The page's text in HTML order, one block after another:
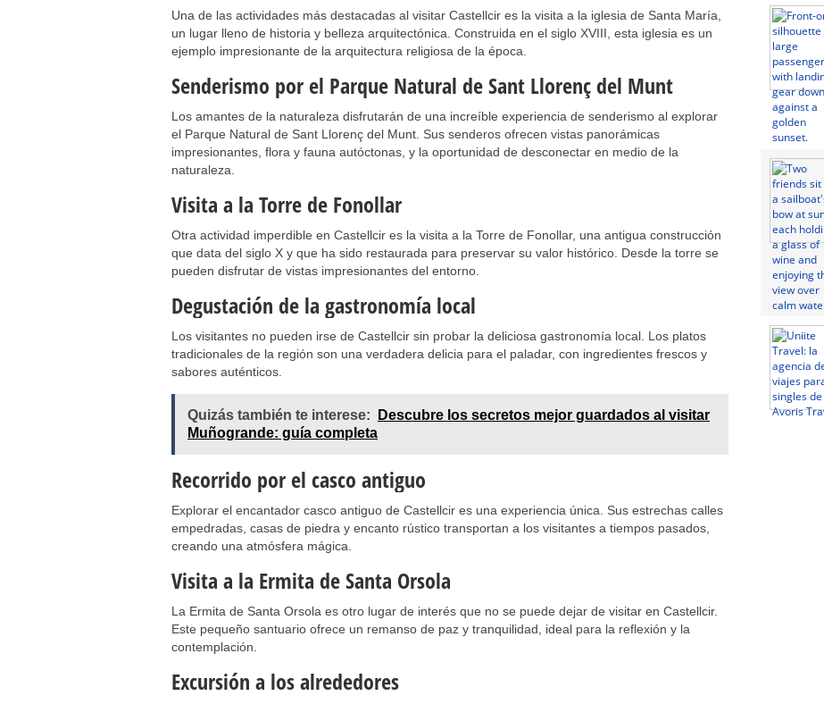
Una de las actividades más destacadas al visitar Castellcir es la visita a la iglesia de Santa María,
un lugar lleno de historia y belleza arquitectónica. Construida en el siglo XVIII, esta iglesia es un
ejemplo impresionante de la arquitectura religiosa de la época.
Senderismo por el Parque Natural de Sant Llorenç del Munt
Los amantes de la naturaleza disfrutarán de una increíble experiencia de senderismo al explorar
el Parque Natural de Sant Llorenç del Munt. Sus senderos ofrecen vistas panorámicas
impresionantes, flora y fauna autóctonas, y la oportunidad de desconectar en medio de la
naturaleza.
Visita a la Torre de Fonollar
Otra actividad imperdible en Castellcir es la visita a la Torre de Fonollar, una antigua construcción
que data del siglo X y que ha sido restaurada para preservar su valor histórico. Desde la torre se
pueden disfrutar de vistas impresionantes del entorno.
Degustación de la gastronomía local
Los visitantes no pueden irse de Castellcir sin probar la deliciosa gastronomía local. Los platos
tradicionales de la región son una verdadera delicia para el paladar, con ingredientes frescos y
sabores auténticos.
Quizás también te interese:
Descubre los secretos mejor guardados al visitar
Muñogrande: guía completa
Recorrido por el casco antiguo
Explorar el encantador casco antiguo de Castellcir es una experiencia única. Sus estrechas calles
empedradas, casas de piedra y encanto rústico transportan a los visitantes a tiempos pasados,
creando una atmósfera mágica.
Visita a la Ermita de Santa Orsola
La Ermita de Santa Orsola es otro lugar de interés que no se puede dejar de visitar en Castellcir.
Este pequeño santuario ofrece un remanso de paz y tranquilidad, ideal para la reflexión y la
contemplación.
Excursión a los alrededores